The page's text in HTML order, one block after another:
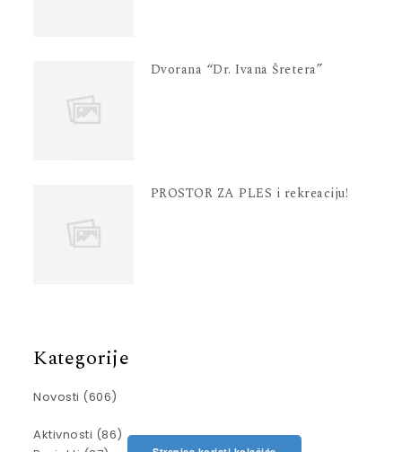
Dvorana “Dr. Ivana Šretera”
PROSTOR ZA PLES i rekreaciju!
Kategorije
Novosti (606)
Aktivnosti (86)